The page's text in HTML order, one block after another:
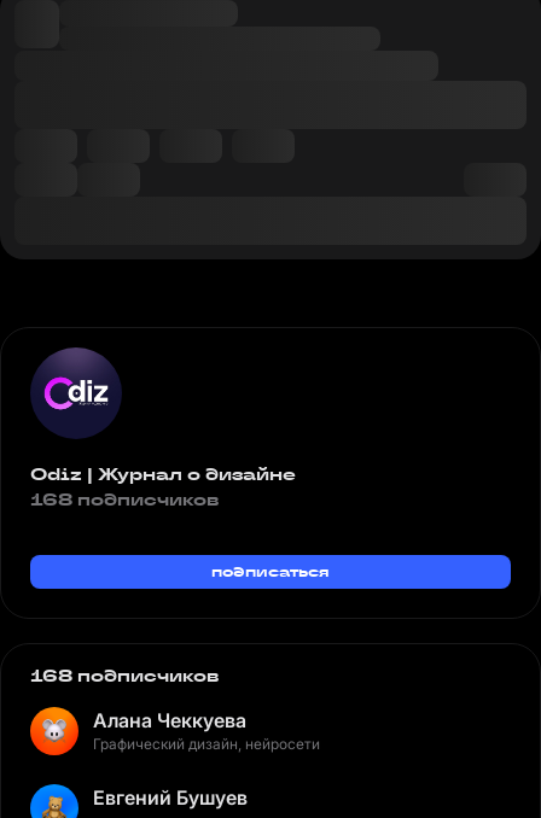
Odiz | Журнал о дизайне
168 подписчиков
подписаться
168 подписчиков
Алана Чеккуева
Графический дизайн, нейросети
Евгений Бушуев